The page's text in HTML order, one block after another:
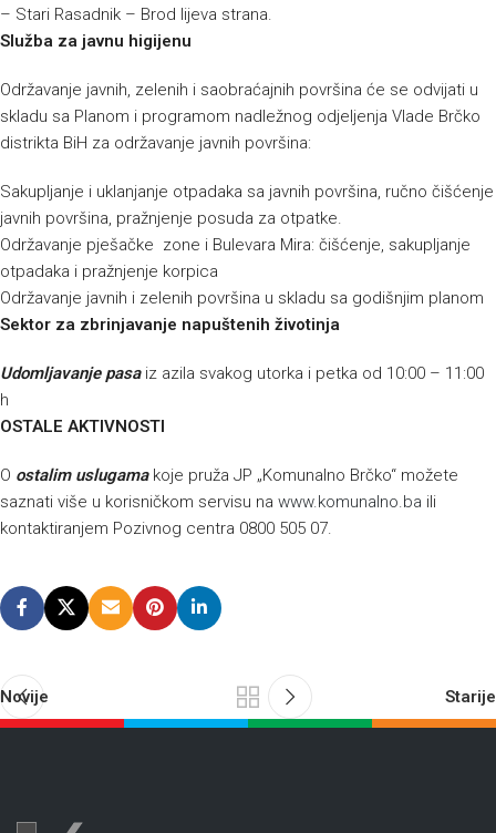
– Stari Rasadnik – Brod lijeva strana.
Služba za javnu higijenu
Održavanje javnih, zelenih i saobraćajnih površina će se odvijati u
skladu sa Planom i programom nadležnog odjeljenja Vlade Brčko
distrikta BiH za održavanje javnih površina:
Sakupljanje i uklanjanje otpadaka sa javnih površina, ručno čišćenje
javnih površina, pražnjenje posuda za otpatke.
Održavanje pješačke zone i Bulevara Mira: čišćenje, sakupljanje
otpadaka i pražnjenje korpica
Održavanje javnih i zelenih površina u skladu sa godišnjim planom
Sektor za zbrinjavanje napuštenih životinja
Udomljavanje pasaiz azila svakog utorka i petka od 10:00 – 11:00
h
OSTALE AKTIVNOSTI
O ostalim uslugamakoje pruža JP „Komunalno Brčko“ možete
saznati više u korisničkom servisu na www.komunalno.ba ili
kontaktiranjem Pozivnog centra 0800 505 07.
Novije Starije